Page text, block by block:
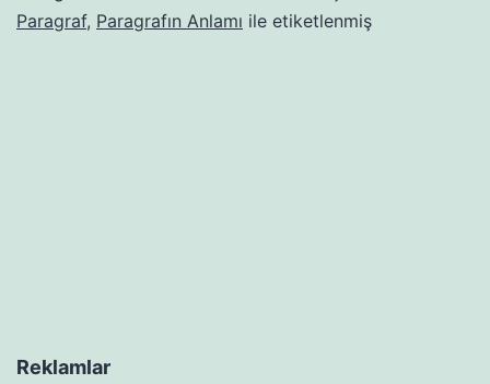
Paragraf, Paragrafın Anlamı ile etiketlenmiş
Reklamlar